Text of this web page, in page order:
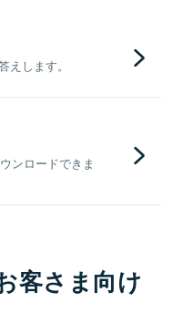
します。
ンロードできま
客さま向け